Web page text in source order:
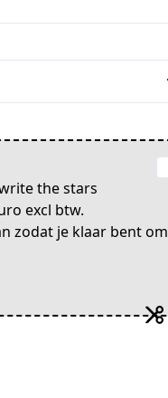
the stars
excl btw.
zodat je klaar bent om